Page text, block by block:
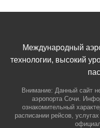
Международный
технологии, высокий
Внимание: Данный сайт
аэропорта Сочи.
ознакомительный
расписании рейсов,